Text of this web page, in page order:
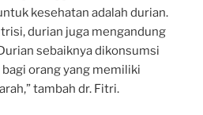
kesehatan adalah durian.
durian juga mengandung
sebaiknya dikonsumsi
orang yang memiliki
tambah dr. Fitri.